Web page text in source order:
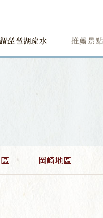
琵琶湖疏水 推薦景點
岡崎地區